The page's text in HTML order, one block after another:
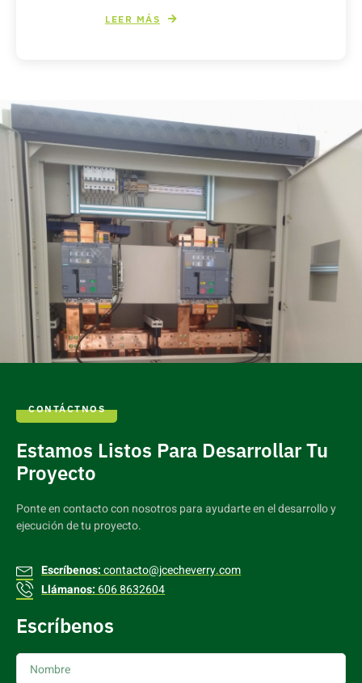
LEER MÁS
CONTÁCTNOS
Estamos Listos Para Desarrollar Tu
Proyecto
Ponte en contacto con nosotros para ayudarte en el desarrollo y
ejecución de tu proyecto.
Escríbenos:contacto@jcecheverry.com
Llámanos: 606 8632604
Escríbenos